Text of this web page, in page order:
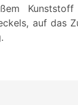
auf das